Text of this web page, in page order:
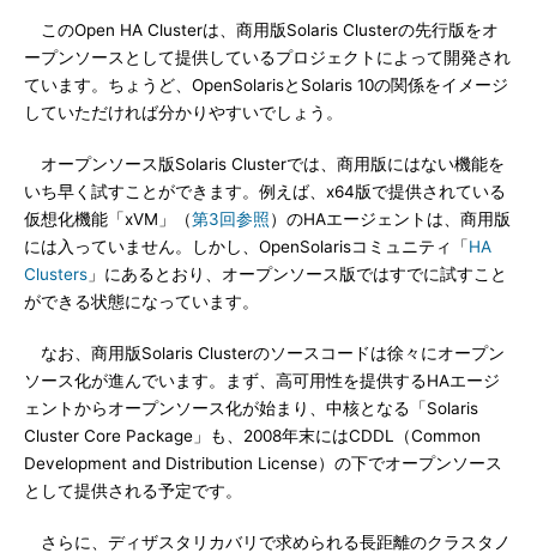
このOpen HA Clusterは、商用版Solaris Clusterの先行版をオ
ープンソースとして提供しているプロジェクトによって開発され
ています。ちょうど、OpenSolarisとSolaris 10の関係をイメージ
していただければ分かりやすいでしょう。
オープンソース版Solaris Clusterでは、商用版にはない機能を
いち早く試すことができます。例えば、x64版で提供されている
仮想化機能「xVM」（第3回参照）のHAエージェントは、商用版
には入っていません。しかし、OpenSolarisコミュニティ「HA
Clusters 」にあるとおり、オープンソース版ではすでに試すこと
ができる状態になっています。
なお、商用版Solaris Clusterのソースコードは徐々にオープン
ソース化が進んでいます。まず、高可用性を提供するHAエージ
ェントからオープンソース化が始まり、中核となる「Solaris
Cluster Core Package」も、2008年末にはCDDL（Common
Development and Distribution License）の下でオープンソース
として提供される予定です。
さらに、ディザスタリカバリで求められる長距離のクラスタノ